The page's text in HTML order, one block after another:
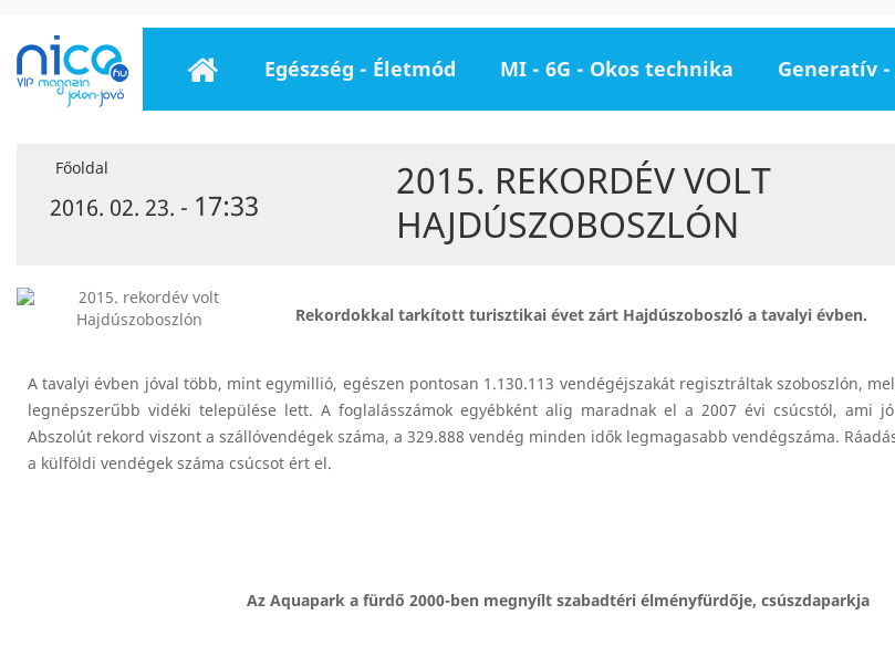
Egészség - Életmód MI - 6G - Okos technika Generatív
Főoldal
2016. 02. 23. - 17:33
2015. REKORDÉV VOLT
HAJDÚSZOBOSZLÓN
Rekordokkal tarkított turisztikai évet zárt Hajdúszoboszló a tavalyi évben.
A tavalyi évben jóval több, mint egymillió, egészen pontosan 1.130.113 vendégéjszakát regisztráltak szoboszlón,
legnépszerűbb vidéki települése lett. A foglalásszámok egyébként alig maradnak el a 2007 évi csúcstól, ami
Abszolút rekord viszont a szállóvendégek száma, a 329.888 vendég minden idők legmagasabb vendégszáma.
a külföldi vendégek száma csúcsot ért el.
Az Aquapark a fürdő 2000-ben megnyílt szabadtéri élményfürdője, csúszdaparkja